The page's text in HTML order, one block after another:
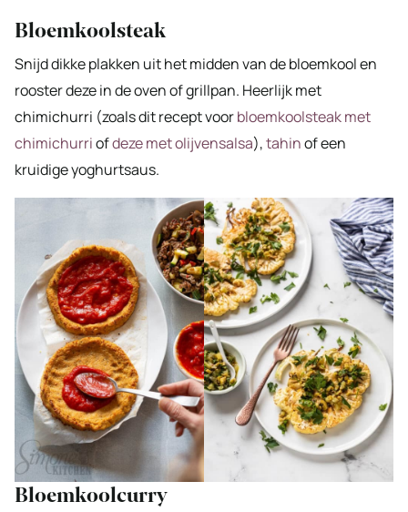
Bloemkoolsteak
Snijd dikke plakken uit het midden van de bloemkool en
rooster deze in de oven of grillpan. Heerlijk met
chimichurri (zoals dit recept voorbloemkoolsteak met
chimichurriofdeze met olijvensalsa),tahinof een
kruidige yoghurtsaus.
Bloemkoolcurry